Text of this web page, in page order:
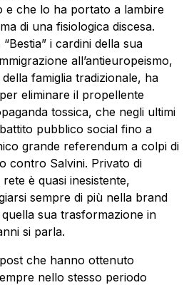
e che lo ha portato a lambire
di una fisiologica discesa.
i cardini della sua
all’antieuropeismo,
famiglia tradizionale, ha
eliminare il propellente
tossica, che negli ultimi
pubblico social fino a
grande referendum a colpi di
contro Salvini. Privato di
è quasi inesistente,
sempre di più nella brand
sua trasformazione in
si parla.
che hanno ottenuto
nello stesso periodo